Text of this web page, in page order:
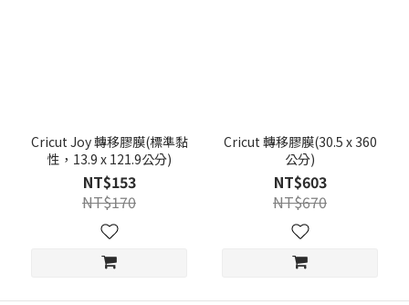
Cricut Joy 轉移膠膜(標準黏
性，13.9 x 121.9公分)
NT$153
NT$170
Cricut 轉移膠膜(30.5 x 360
公分)
NT$603
NT$670